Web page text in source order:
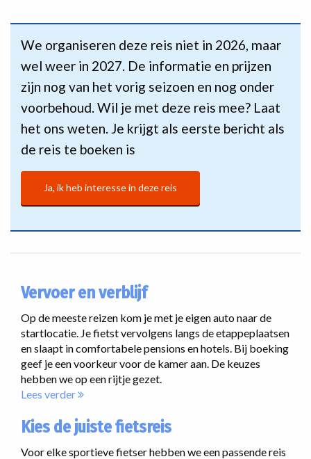
We organiseren deze reis niet in 2026, maar
wel weer in 2027. De informatie en prijzen
zijn nog van het vorig seizoen en nog onder
voorbehoud. Wil je met deze reis mee? Laat
het ons weten. Je krijgt als eerste bericht als
de reis te boeken is
Ja, ik heb interesse in deze reis
Vervoer en verblijf
Op de meeste reizen kom je met je eigen auto naar de
startlocatie. Je fietst vervolgens langs de etappeplaatsen
en slaapt in comfortabele pensions en hotels. Bij boeking
geef je een voorkeur voor de kamer aan. De keuzes
hebben we op een rijtje gezet.
Lees verder
Kies de juiste fietsreis
Voor elke sportieve fietser hebben we een passende reis